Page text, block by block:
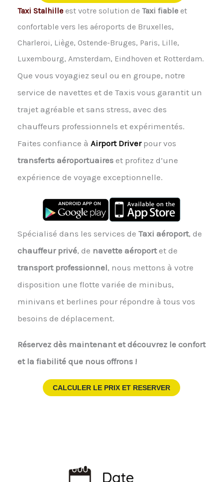
Taxi Stalhilleest votre solution de Taxi fiableet
confortable vers les aéroports de Bruxelles,
Charleroi, Liège, Ostende-Bruges, Paris, Lille,
Luxembourg, Amsterdam, Eindhoven et Rotterdam.
Que vous voyagiez seul ou en groupe, notre
service de navettes et de Taxis vous garantit un
trajet agréable et sans stress, avec des
chauffeurs professionnels et expérimentés.
Faites confiance à Airport Driver pour vos
transferts aéroportuaireset profitez d’une
expérience de voyage exceptionnelle.
Spécialisé dans les services de Taxi aéroport, de
chauffeur privé, de navette aéroportet de
transport professionnel, nous mettons à votre
disposition une flotte variée de minibus,
minivans et berlines pour répondre à tous vos
besoins de déplacement.
Réservez dès maintenant et découvrez le confort
et la fiabilité que nous offrons !
CALCULER LE PRIX ET RESERVER